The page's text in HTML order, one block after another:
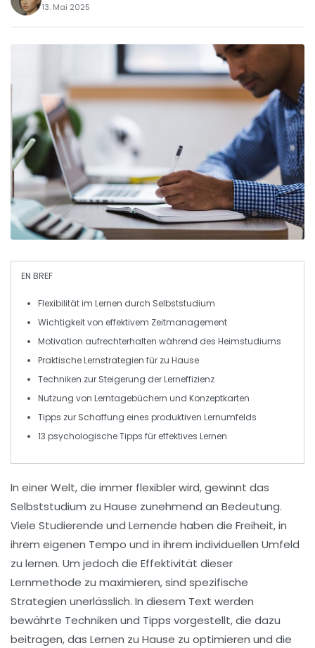
13. Mai 2025
EN BREF
Flexibilitätim Lernen durch Selbststudium
Wichtigkeit von effektivem Zeitmanagement
Motivation aufrechterhalten während des Heimstudiums
PraktischeLernstrategien für zu Hause
Techniken zur Steigerung derLerneffizienz
Nutzung von Lerntagebüchern und Konzeptkarten
Tipps zur Schaffung eines produktiven Lernumfelds
13 psychologischeTipps für effektives Lernen
In einer Welt, die immer flexibler wird, gewinnt das
Selbststudium zu Hause zunehmend an Bedeutung.
Viele Studierende und Lernende haben die Freiheit, in
ihrem eigenen Tempo und in ihrem individuellen Umfeld
zu lernen. Um jedoch die Effektivität dieser
Lernmethode zu maximieren, sind spezifische
Strategien unerlässlich. In diesem Text werden
bewährte Techniken und Tipps vorgestellt, die dazu
beitragen, das Lernen zu Hause zu optimieren und die